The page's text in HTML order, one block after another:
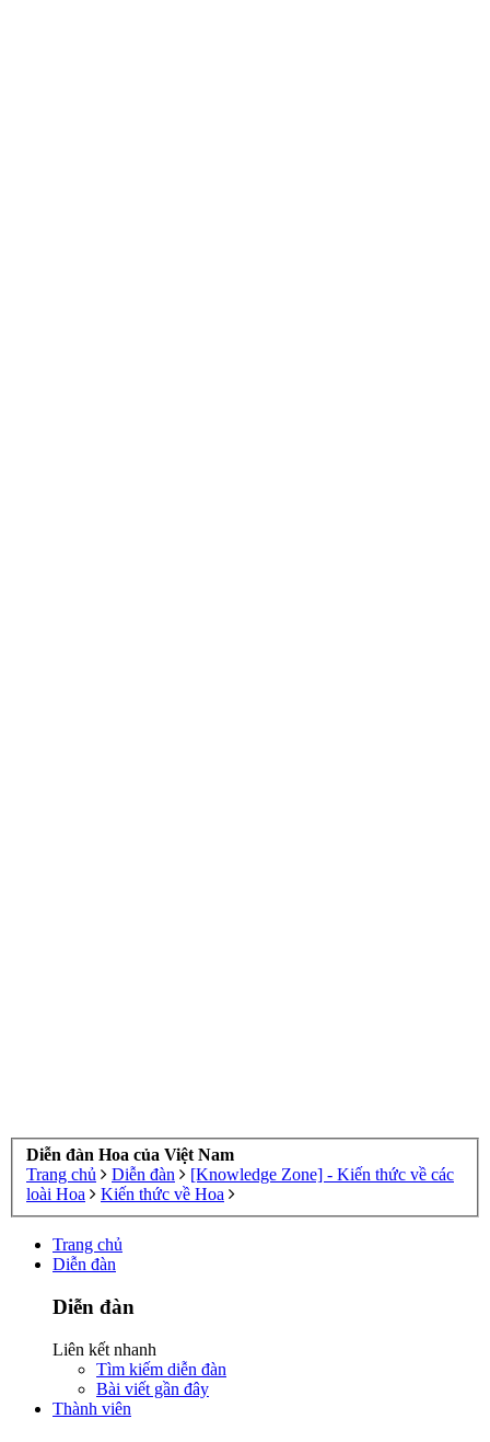
Diễn đàn Hoa của Việt Nam
Trang chủ
Diễn đàn
[Knowledge Zone] - Kiến thức về các
loài Hoa
Kiến thức về Hoa
Trang chủ
Diễn đàn
Diễn đàn
Liên kết nhanh
Tìm kiếm diễn đàn
Bài viết gần đây
Thành viên